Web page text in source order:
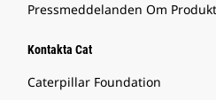
Pressmeddelanden Om
Kontakta Cat
Caterpillar Foundation